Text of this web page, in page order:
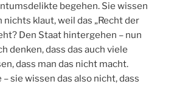
begehen. Sie wissen
nichts klaut, weil das „Recht der
Den Staat hintergehen – nun
denken, dass das auch viele
dass man das nicht macht.
sie wissen das also nicht, dass